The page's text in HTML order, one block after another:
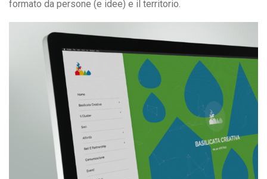
formato da persone (e idee) e il territorio.